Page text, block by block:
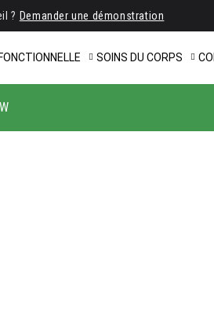
? Demander une démonstration
SOINS DU CORPS